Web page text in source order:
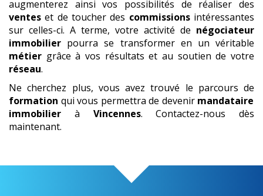
augmenterez ainsi vos possibilités de réaliser des
ventes et de toucher des commissionsintéressantes
sur celles-ci. A terme, votre activité de négociateur
immobilier pourra se transformer en un véritable
métier grâce à vos résultats et au soutien de votre
réseau.
Ne cherchez plus, vous avez trouvé le parcours de
formation qui vous permettra de devenir mandataire
immobilier à Vincennes. Contactez-nous dès
maintenant.